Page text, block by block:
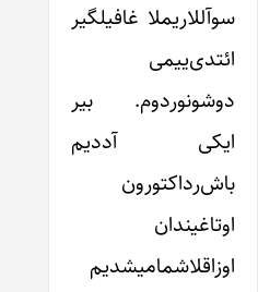
سوآللاریملا غافیلگیر
ائتدی‌ییمی
دوشونوردوم. بیر
ایکی آددیم
باش‌رداکتورون
اوتاغیندان
اوزاقلاشمامیشدیم